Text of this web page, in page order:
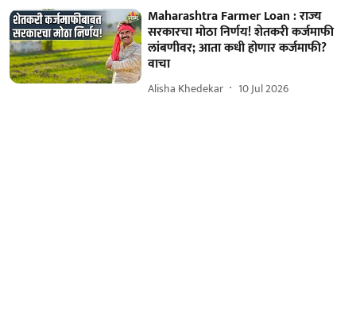
Maharashtra Farmer Loan : राज्य
सरकारचा मोठा निर्णय! शेतकरी कर्जमाफी
लांबणीवर; आता कधी होणार कर्जमाफी?
वाचा
Alisha Khedekar 10 Jul 2026